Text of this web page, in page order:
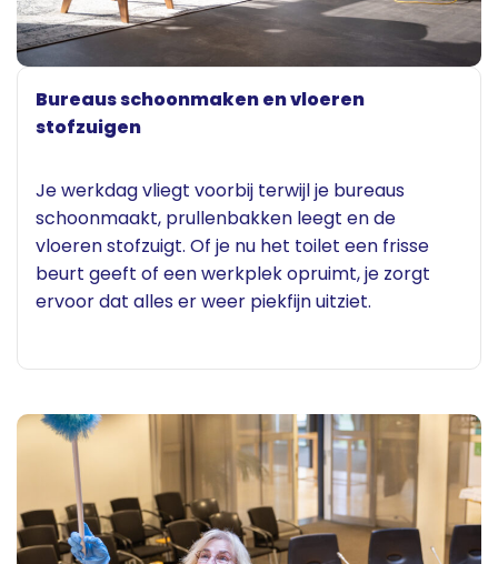
Bureaus schoonmaken en vloeren
stofzuigen
Je werkdag vliegt voorbij terwijl je bureaus
schoonmaakt, prullenbakken leegt en de
vloeren stofzuigt. Of je nu het toilet een frisse
beurt geeft of een werkplek opruimt, je zorgt
ervoor dat alles er weer piekfijn uitziet.